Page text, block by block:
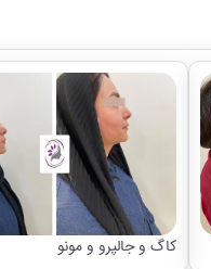
کاگ و جالپرو و مونو